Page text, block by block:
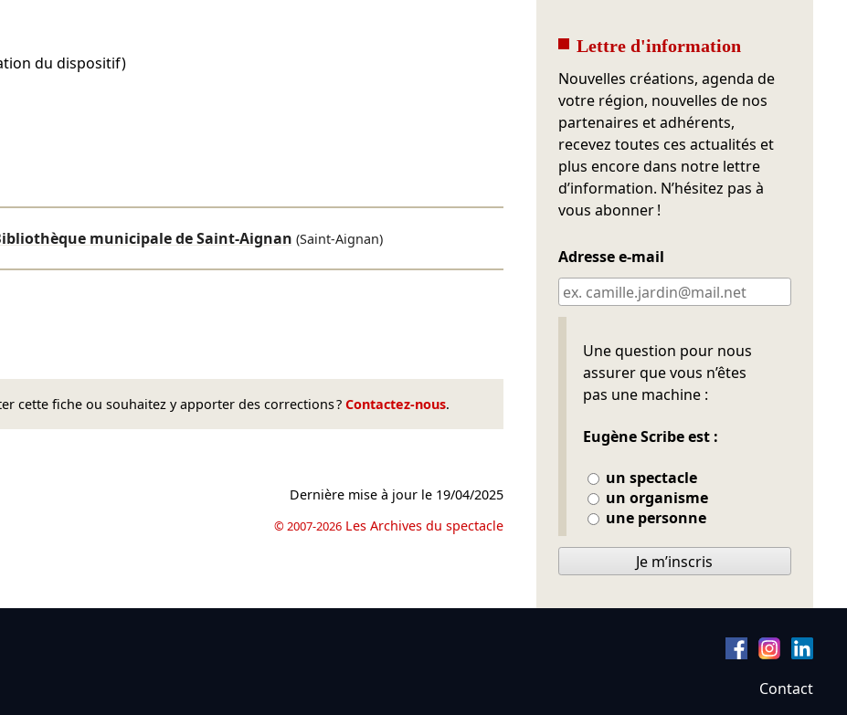
du dispositif)
municipale de Saint-Aignan (Saint-Aignan)
cette fiche ou souhaitez y apporter des corrections ? Contactez-nous.
Dernière mise à jour le 19/04/2025
© 2007-2026 Les Archives du spectacle
Lettre d'information
Nouvelles créations, agenda de
votre région, nouvelles de nos
partenaires et adhérents,
recevez toutes ces actualités et
plus encore dans notre lettre
d’information. N’hésitez pas à
vous abonner !
Adresse e-mail
Une question pour nous
assurer que vous n’êtes
pas une machine :
Eugène Scribe est :
un spectacle
un organisme
une personne
Ne pas remplir
Je m’inscris
Contact